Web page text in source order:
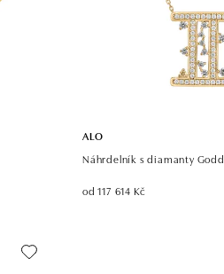
ALO
Náhrdelník s diamanty
od 117 614 Kč